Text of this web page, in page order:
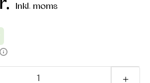
Inkl. moms